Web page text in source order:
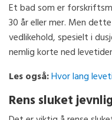
Et bad som er
30 år eller mer. Men
vedlikehold, spesielt i
nemlig korte ned
Les også:Hvor lang
Rens sluket